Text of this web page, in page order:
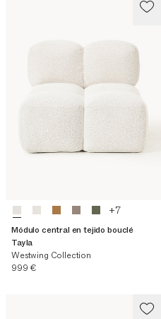
+7
Módulo central en tejido bouclé
Tayla
Westwing Collection
Precio actual
999 €